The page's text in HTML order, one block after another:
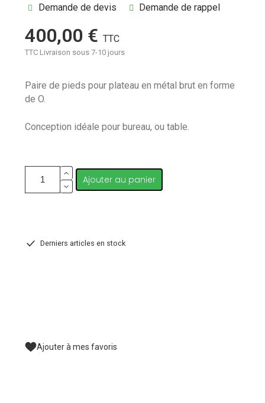
Demande de devis Demande de rappel
400,00 € TTC
TTC Livraison sous 7-10 jours
Paire de pieds pour plateau en métal brut en forme
de O.
Conception idéale pour bureau, ou table.
Ajouter au panier
Derniers articles en stock
Ajouter à mes favoris